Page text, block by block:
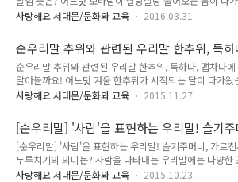
게 끼얹는 물을 '나비물'이라고 합니다. 참 예쁜 우리말입니
순화어 책갈피 드론 ▶ 무인기 :: 표준어 책갈피 바래다 ▶
다
요. 따뜻한 봄을 만끽하고 꽃에 대한 우리말을 살펴보겠습
'꽃비'는 꽃잎이 비가 내리듯 가볍게 흩뿌려지는 것을 비유
로 이르는 말이지요. '꽃바람'은 꽃이 필 무렵에 부는 봄바
의미합니다. '꽃달임'은 진달래꽃이 필 때에, 그 꽃으로 전
치거나 떡에 넣어 여럿이 모여 먹는 놀이로 음력 3월 3일
날)에 하였다고 합니다. 다가오는 4월 안산 벚꽃길을 걸으
회의 자세한 일정은 아래 그림을 클릭해주세요(해당 페이
동) ▼ :: 순화어 책갈피 ..
사랑해요 서대문/문화와 교육 2016.03.31
순우리말 추위와 관련된 우리말 한추위, 득하
맵차다에 대해 알아볼까요!
순우리말 추위와 관련된 우리말 한추위, 득하다, 맵차다
알아볼까요! 어느덧 겨울 한추위가 시작되는 달이 다가왔
다. '한추위'는 한창 심한 추위를 나타내는 말로 반의어로는
득하다가도 때로는 겨울답지 않게 푹한 날씨가 반복됩니다
서 '득하다'는 날씨가 갑자기 추워진다는 의미를 나타냅니
하다'는 반대로 겨울 날씨가 춥지 않고 따뜻하다는 의미
겨울에는 몹시 맵차게 부는 바람 때문에 목도리는 필수인
'맵차다'는 날씨나 바람이 맵고 차다는 의미입니다. 한 해를
사랑해요 서대문/문화와 교육 2015.11.27
[순우리말] '사람'을 표현하는 우리말! 슬기주
니, 가르친사위, 두루치기의 의미는?
[순우리말] '사람'을 표현하는 우리말! 슬기주머니, 가르
두루치기의 의미는? 사람을 나타내는 우리말에는 다양한
있습니다. 단어만 보아도 뜻을 알 수 있는 말이 있는가 반면
사랑해요 서대문/문화와 교육 2015.10.23